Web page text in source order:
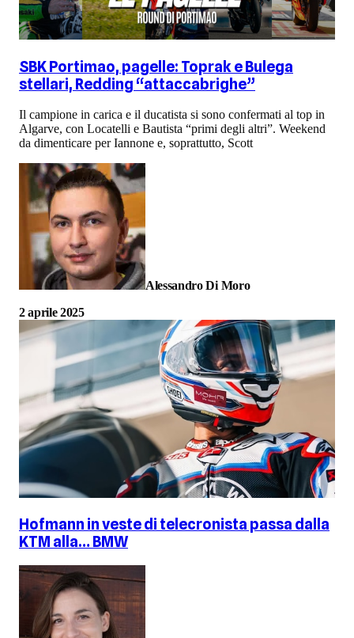
SBK Portimao, pagelle: Toprak e Bulega
stellari, Redding “attaccabrighe”
Il campione in carica e il ducatista si sono confermati al top in
Algarve, con Locatelli e Bautista “primi degli altri”. Weekend
da dimenticare per Iannone e, soprattutto, Scott
Alessandro Di Moro
2 aprile 2025
Hofmann in veste di telecronista passa dalla
KTM alla… BMW